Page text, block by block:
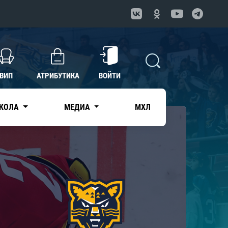
ВИП АТРИБУТИКА ВОЙТИ
МЕДИА МХЛ